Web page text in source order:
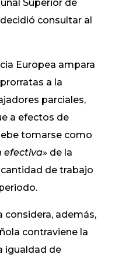
Superior de
consultar al
Europea ampara
a la
parciales,
a efectos de
tomarse como
efectiva» de la
de trabajo
considera, además,
contraviene la
igualdad de